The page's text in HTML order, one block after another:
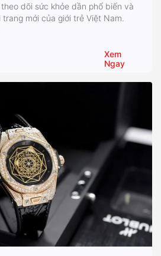
dõi sức khỏe dần phổ biến và
mới của giới trẻ Việt Nam.
Xem
Ngay